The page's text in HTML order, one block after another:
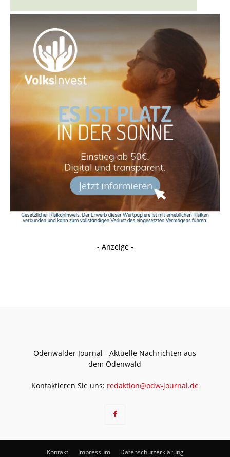
- Anzeige -
Odenwälder Journal - Aktuelle Nachrichten aus
dem Odenwald
Kontaktieren Sie uns: redaktion@odw-journal.de
Kontakt Impressum Datenschutzerklärung